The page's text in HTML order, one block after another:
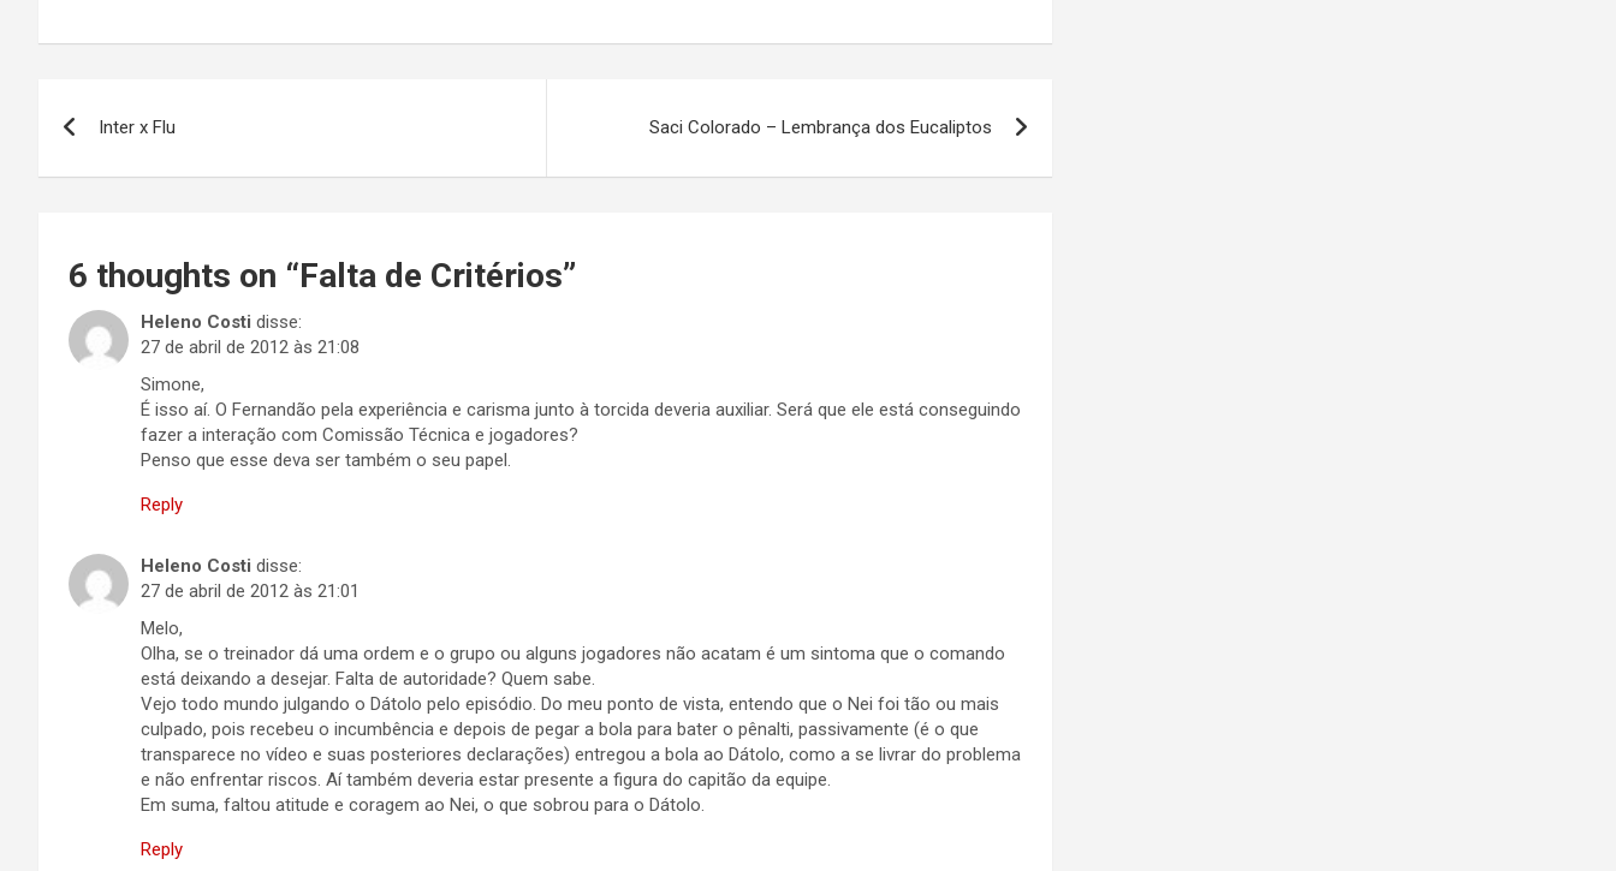
de
Inter x Flu Saci Colorado – Lembrança dos Eucaliptos
6 thoughts on “Falta de Critérios”
Heleno Costi disse:
27 de abril de 2012 às 21:08
Simone,
É isso aí. O Fernandão pela experiência e carisma junto à torcida deveria auxiliar. Será que ele está conseguindo
fazer a interação com Comissão Técnica e jogadores?
Penso que esse deva ser também o seu papel.
Reply
Heleno Costi disse:
27 de abril de 2012 às 21:01
Melo,
Olha, se o treinador dá uma ordem e o grupo ou alguns jogadores não acatam é um sintoma que o comando
está deixando a desejar. Falta de autoridade? Quem sabe.
Vejo todo mundo julgando o Dátolo pelo episódio. Do meu ponto de vista, entendo que o Nei foi tão ou mais
culpado, pois recebeu o incumbência e depois de pegar a bola para bater o pênalti, passivamente (é o que
transparece no vídeo e suas posteriores declarações) entregou a bola ao Dátolo, como a se livrar do problema
e não enfrentar riscos. Aí também deveria estar presente a figura do capitão da equipe.
Em suma, faltou atitude e coragem ao Nei, o que sobrou para o Dátolo.
Reply